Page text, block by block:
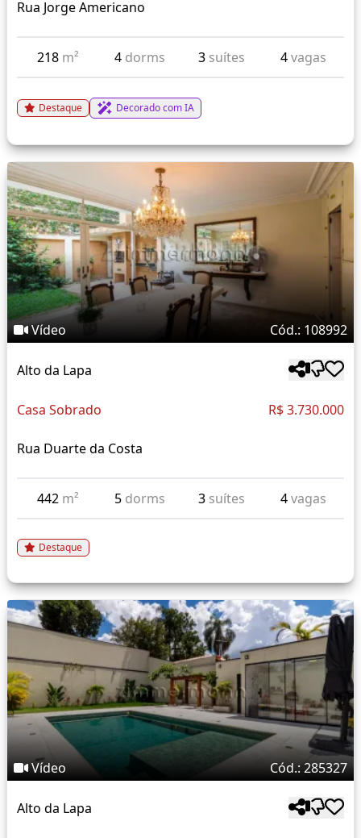
Rua Jorge Americano
218 m² 4 dorms 3 suítes 4vagas
Destaque Decorado com IA
Vídeo Cód.: 108992
Alto da Lapa
Casa Sobrado R$ 3.730.000
Rua Duarte da Costa
442 m² 5 dorms 3 suítes 4vagas
Destaque
Vídeo Cód.: 285327
Alto da Lapa